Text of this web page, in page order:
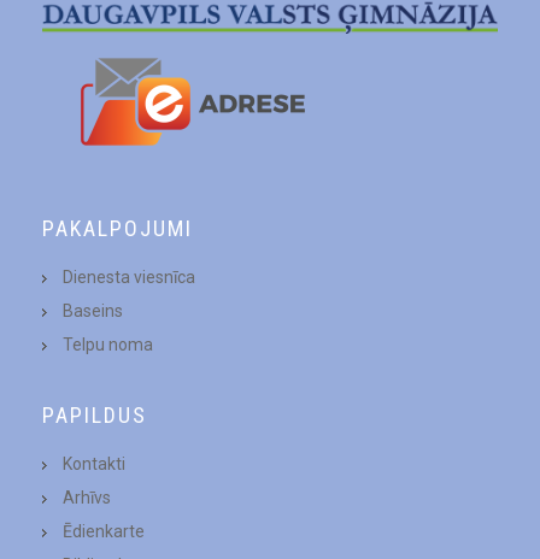
PAKALPOJUMI
Dienesta viesnīca
Baseins
Telpu noma
PAPILDUS
Kontakti
Arhīvs
Ēdienkarte